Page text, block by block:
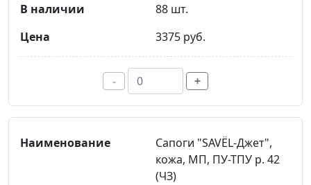
88 шт.
3375 руб.
- +
Сапоги "SAVЁL-Джет",
кожа, МП, ПУ-ТПУ р. 42
(ЧЗ)